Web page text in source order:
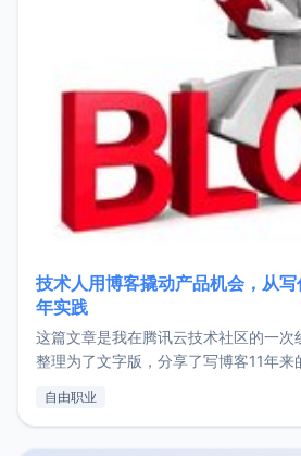
技术人用博客撬动产品机会，从写
年实践
这篇文章是我在腾讯云技术社区的一次
整理为了文字版，分享了写博客11年来
了我的首个产品ImgURL的真实数据和
自由职业